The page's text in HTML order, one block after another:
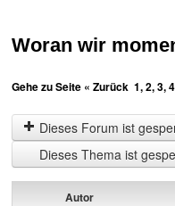
Woran wir
Gehe zu Seite « Zurück 1,2,3,4
Dieses Forum ist
Dieses Thema ist
Autor